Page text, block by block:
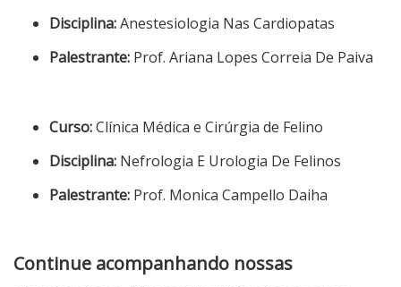
Disciplina:Anestesiologia Nas Cardiopatas
Palestrante: Prof. Ariana Lopes Correia De Paiva
Curso:Clínica Médica e Cirúrgia de Felino
Disciplina: Nefrologia E Urologia De Felinos
Palestrante: Prof. Monica Campello Daiha
Continue acompanhando nossas